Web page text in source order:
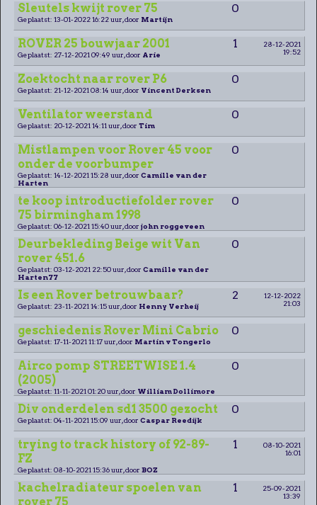
Sleutels kwijt rover 75 0
Geplaatst: 13-01-2022 16:22 uur, door Martijn
ROVER 25 bouwjaar 2001 1
28-12-2021
19:52
Geplaatst: 27-12-2021 09:49 uur, door Arie
Zoektocht naar rover P6 0
Geplaatst: 21-12-2021 08:14 uur, door Vincent Derksen
Ventilator weerstand 0
Geplaatst: 20-12-2021 14:11 uur, door Tim
Mistlampen voor Rover 45 voor
onder de voorbumper
0
Geplaatst: 14-12-2021 15:28 uur, door Camille van der
Harten
te koop introductiefolder rover
75 birmingham 1998
0
Geplaatst: 06-12-2021 15:40 uur, door john roggeveen
Deurbekleding Beige wit Van
rover 451.6
0
Geplaatst: 03-12-2021 22:50 uur, door Camille van der
Harten77
Is een Rover betrouwbaar? 2
12-12-2022
21:03
Geplaatst: 23-11-2021 14:15 uur, door Henny Verheij
geschiedenis Rover Mini Cabrio 0
Geplaatst: 17-11-2021 11:17 uur, door Martin v Tongerlo
Airco pomp STREETWISE 1.4
(2005)
0
Geplaatst: 11-11-2021 01:20 uur, door William Dollimore
Div onderdelen sd1 3500 gezocht 0
Geplaatst: 04-11-2021 15:09 uur, door Caspar Reedijk
trying to track history of 92-89-
FZ
1
08-10-2021
16:01
Geplaatst: 08-10-2021 15:36 uur, door BOZ
kachelradiateur spoelen van
rover 75
1
25-09-2021
13:39